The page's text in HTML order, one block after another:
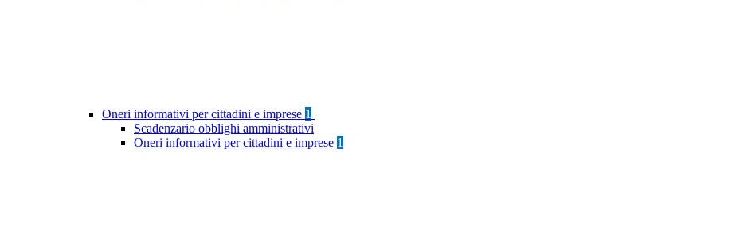
Oneri informativi per cittadini e imprese 1
Scadenzario obblighi amministrativi
Oneri informativi per cittadini e imprese 1